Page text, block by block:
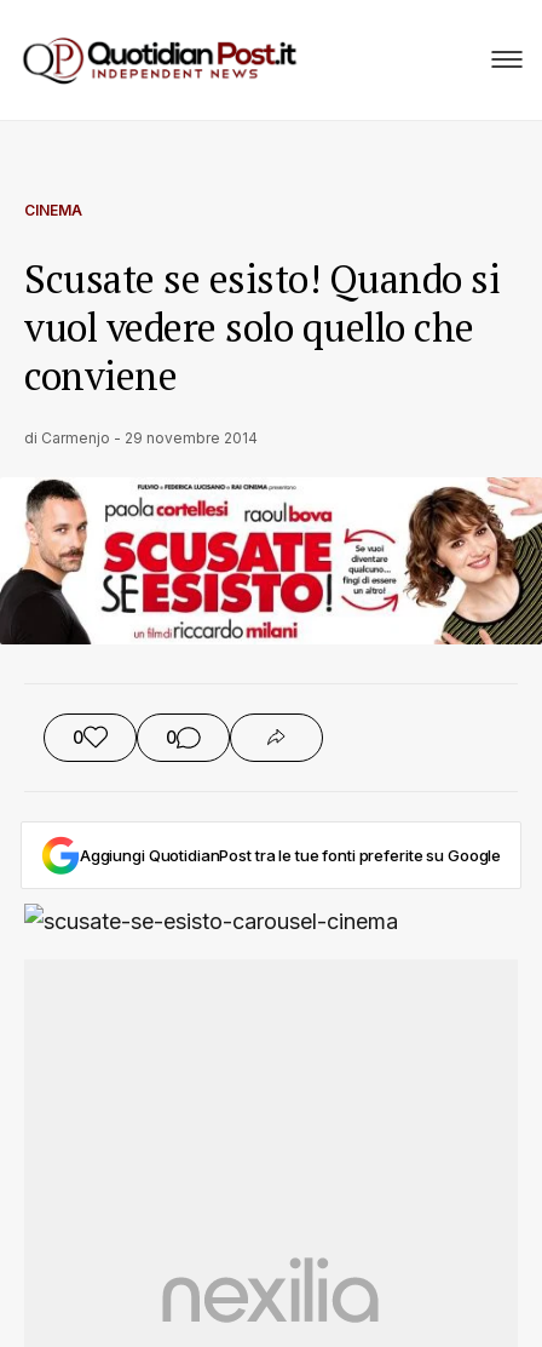
CINEMA
Scusate se esisto! Quando si
vuol vedere solo quello che
conviene
di Carmenjo - 29 novembre 2014
0 0
Aggiungi QuotidianPost tra le tue fonti preferite su Google